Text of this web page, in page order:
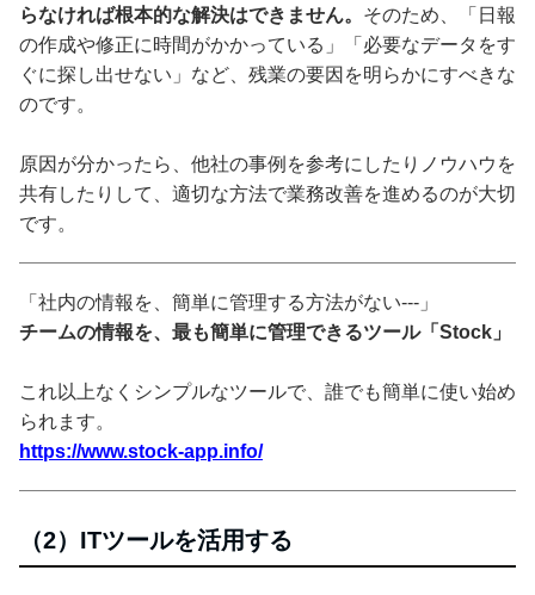
らなければ根本的な解決はできません。 そのため、「日報
の作成や修正に時間がかかっている」「必要なデータをす
ぐに探し出せない」など、残業の要因を明らかにすべきな
のです。
原因が分かったら、他社の事例を参考にしたりノウハウを
共有したりして、適切な方法で業務改善を進めるのが大切
です。
「社内の情報を、簡単に管理する方法がない---」
チームの情報を、最も簡単に管理できるツール「Stock」
これ以上なくシンプルなツールで、誰でも簡単に使い始め
られます。
https://www.stock-app.info/
（2）ITツールを活用する